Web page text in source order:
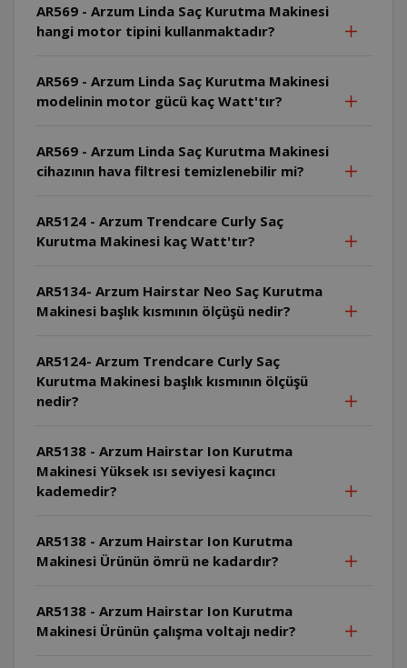
AR569 - Arzum Linda Saç Kurutma Makinesi
hangi motor tipini kullanmaktadır?
AR569 - Arzum Linda Saç Kurutma Makinesi
modelinin motor gücü kaç Watt'tır?
AR569 - Arzum Linda Saç Kurutma Makinesi
cihazının hava filtresi temizlenebilir mi?
AR5124 - Arzum Trendcare Curly Saç
Kurutma Makinesi kaç Watt'tır?
AR5134- Arzum Hairstar Neo Saç Kurutma
Makinesi başlık kısmının ölçüşü nedir?
AR5124- Arzum Trendcare Curly Saç
Kurutma Makinesi başlık kısmının ölçüşü
nedir?
AR5138 - Arzum Hairstar Ion Kurutma
Makinesi Yüksek ısı seviyesi kaçıncı
kademedir?
AR5138 - Arzum Hairstar Ion Kurutma
Makinesi Ürünün ömrü ne kadardır?
AR5138 - Arzum Hairstar Ion Kurutma
Makinesi Ürünün çalışma voltajı nedir?